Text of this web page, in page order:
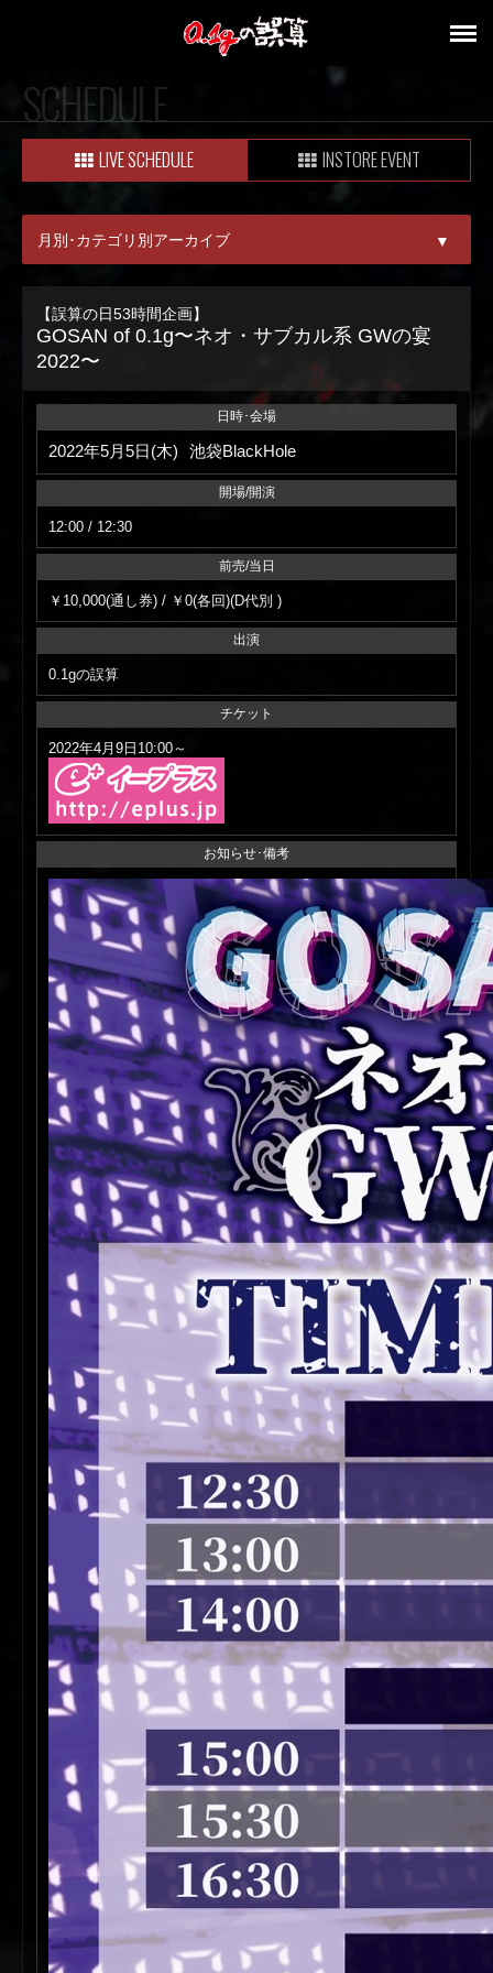
SCHEDULE
LIVE SCHEDULE INSTORE EVENT
月別･カテゴリ別アーカイブ ▼
ALL
08月
09月
【誤算の日53時間企画】
GOSAN of 0.1g〜ネオ・サブカル系 GWの宴
2022〜
日時･会場
2022年5月5日(木) 池袋BlackHole
開場/開演
12:00 / 12:30
前売/当日
￥10,000(通し券) / ￥0(各回)(D代別 )
出演
0.1gの誤算
チケット
2022年4月9日10:00～
お知らせ･備考